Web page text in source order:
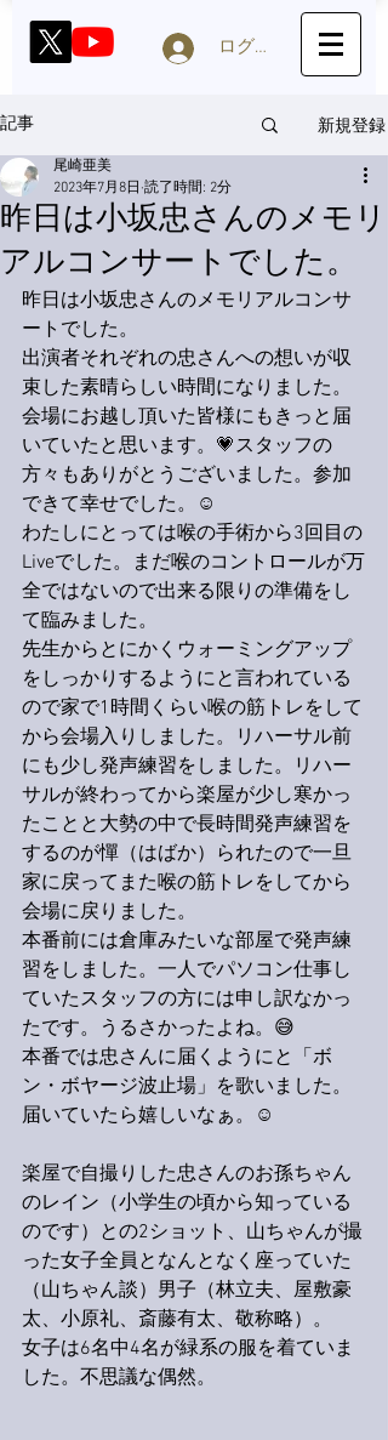
ログイン
記事 新規登録
昨日は小坂忠さんのメモリ
アルコンサートでした。
尾崎亜美
2023年7月8日 読了時間: 2分
昨日は小坂忠さんのメモリアルコンサ
ートでした。
出演者それぞれの忠さんへの想いが収
束した素晴らしい時間になりました。
会場にお越し頂いた皆様にもきっと届
いていたと思います。💗スタッフの
方々もありがとうございました。参加
できて幸せでした。☺️
わたしにとっては喉の手術から3回目の
Liveでした。まだ喉のコントロールが万
全ではないので出来る限りの準備をし
て臨みました。
先生からとにかくウォーミングアップ
をしっかりするようにと言われている
ので家で1時間くらい喉の筋トレをして
から会場入りしました。リハーサル前
にも少し発声練習をしました。リハー
サルが終わってから楽屋が少し寒かっ
たことと大勢の中で長時間発声練習を
するのが憚（はばか）られたので一旦
家に戻ってまた喉の筋トレをしてから
会場に戻りました。
本番前には倉庫みたいな部屋で発声練
習をしました。一人でパソコン仕事し
ていたスタッフの方には申し訳なかっ
たです。うるさかったよね。😅
本番では忠さんに届くようにと「ボ
ン・ボヤージ波止場」を歌いました。
届いていたら嬉しいなぁ。☺️
楽屋で自撮りした忠さんのお孫ちゃん
のレイン（小学生の頃から知っている
のです）との2ショット、山ちゃんが撮
った女子全員となんとなく座っていた
（山ちゃん談）男子（林立夫、屋敷豪
太、小原礼、斎藤有太、敬称略）。
女子は6名中4名が緑系の服を着ていま
した。不思議な偶然。